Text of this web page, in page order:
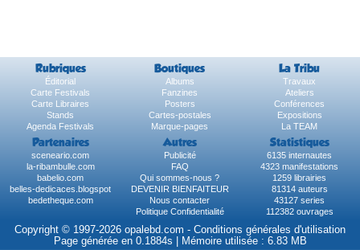
Rubriques Boutiques La Tribu
Éditorial Albums
Travaux
Carte Festivals
Fanzines
Ateliers
Carte Libraires
Posters
Conférences
Stands
Cartes-postales
Expositions
Agenda Festivals
Marque-pages La TEAM
Partenaires Autres Statistiques
sceneario.com Publicité
6135 internautes
la-ribambulle.com
FAQ
4323 manifestations
babelio.com
Qui sommes-nous ?
1259 librairies
belles-dedicaces.blogspot
DEVENIR BIENFAITEUR
81314 auteurs
bedetheque.com
Nous contacter
43127 series
Politique Confidentialité
112382 ouvrages
Copyright © 1997-2026 opalebd.com - Conditions générales d'utilisation
Page générée en 0.1884s | Mémoire utilisée : 6.83 MB